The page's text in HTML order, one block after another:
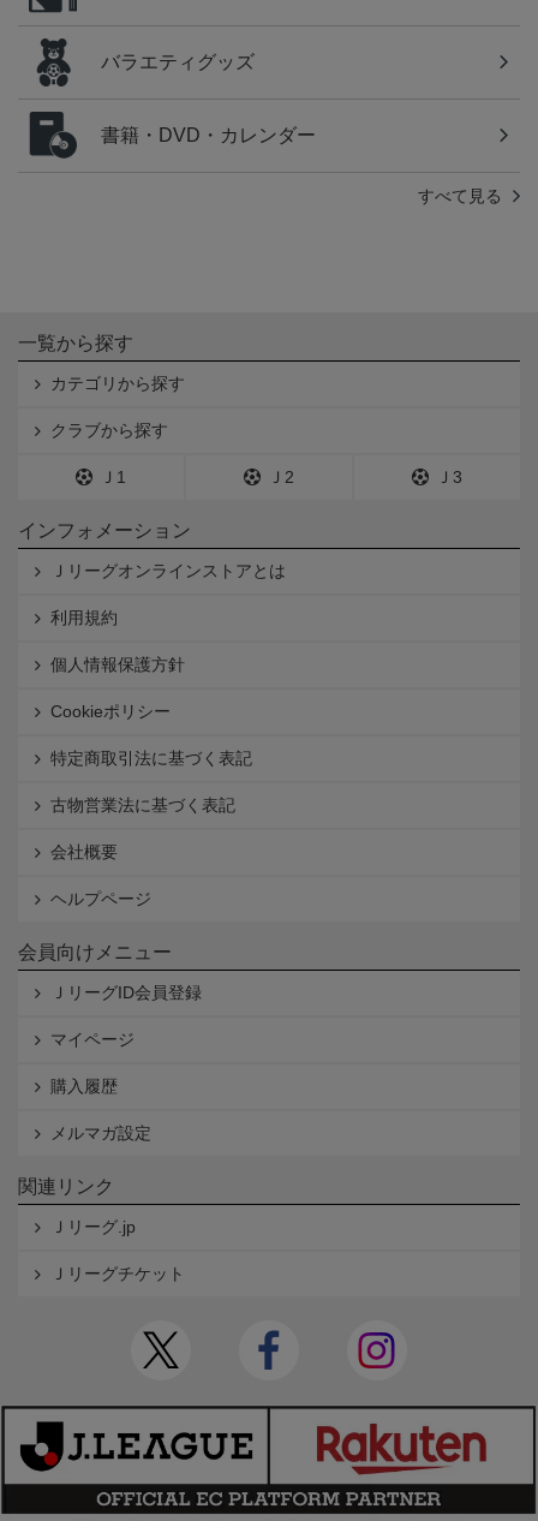
バラエティグッズ
書籍・DVD・カレンダー
すべて見る
一覧から探す
カテゴリから探す
クラブから探す
Ｊ1 Ｊ2 Ｊ3
インフォメーション
Ｊリーグオンラインストアとは
利用規約
個人情報保護方針
Cookieポリシー
特定商取引法に基づく表記
古物営業法に基づく表記
会社概要
ヘルプページ
会員向けメニュー
ＪリーグID会員登録
マイページ
購入履歴
メルマガ設定
関連リンク
Ｊリーグ.jp
Ｊリーグチケット